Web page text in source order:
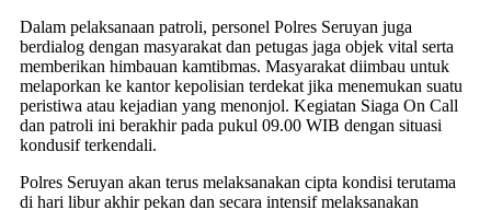
Dalam pelaksanaan patroli, personel Polres Seruyan juga
berdialog dengan masyarakat dan petugas jaga objek vital serta
memberikan himbauan kamtibmas. Masyarakat diimbau untuk
melaporkan ke kantor kepolisian terdekat jika menemukan suatu
peristiwa atau kejadian yang menonjol. Kegiatan Siaga On Call
dan patroli ini berakhir pada pukul 09.00 WIB dengan situasi
kondusif terkendali.
Polres Seruyan akan terus melaksanakan cipta kondisi terutama
di hari libur akhir pekan dan secara intensif melaksanakan